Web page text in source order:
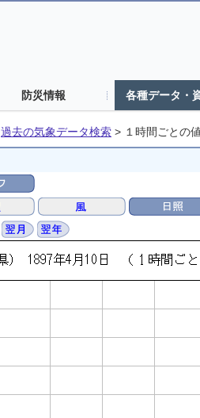
防災情報 各種データ・
過去の気象データ検索 > １時間ごとの